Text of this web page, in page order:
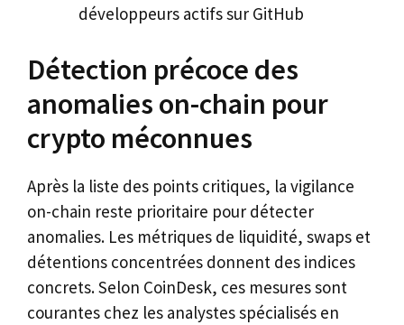
développeurs actifs sur GitHub
Détection précoce des
anomalies on-chain pour
crypto méconnues
Après la liste des points critiques, la vigilance
on-chain reste prioritaire pour détecter
anomalies. Les métriques de liquidité, swaps et
détentions concentrées donnent des indices
concrets. Selon CoinDesk, ces mesures sont
courantes chez les analystes spécialisés en